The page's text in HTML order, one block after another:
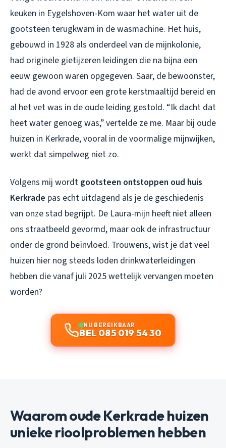
keuken in Eygelshoven-Kom waar het water uit de
gootsteen terugkwam in de wasmachine. Het huis,
gebouwd in 1928 als onderdeel van de mijnkolonie,
had originele gietijzeren leidingen die na bijna een
eeuw gewoon waren opgegeven. Saar, de bewoonster,
had de avond ervoor een grote kerstmaaltijd bereid en
al het vet was in de oude leiding gestold. “Ik dacht dat
heet water genoeg was,” vertelde ze me. Maar bij oude
huizen in Kerkrade, vooral in de voormalige mijnwijken,
werkt dat simpelweg niet zo.
Volgens mij wordt gootsteen ontstoppen oud huis
Kerkrade pas echt uitdagend als je de geschiedenis
van onze stad begrijpt. De Laura-mijn heeft niet alleen
ons straatbeeld gevormd, maar ook de infrastructuur
onder de grond beïnvloed. Trouwens, wist je dat veel
huizen hier nog steeds loden drinkwaterleidingen
hebben die vanaf juli 2025 wettelijk vervangen moeten
worden?
NU BEREIKBAAR
BEL 085 019 54 30
Waarom oude Kerkrade huizen
unieke rioolproblemen hebben